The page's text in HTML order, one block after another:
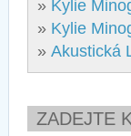
» Kylie
» Kylie
» Akustická
ZADEJTE